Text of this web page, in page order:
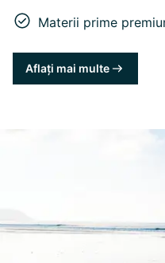
Materii prime
Aflați mai multe